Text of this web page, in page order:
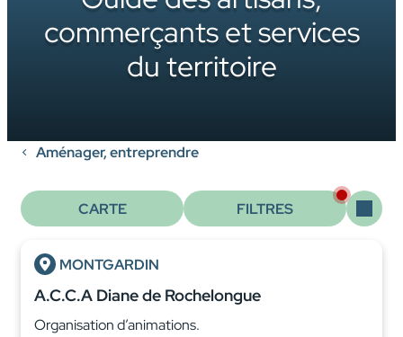
commerçants et services
du territoire
Aménager, entreprendre
CARTE FILTRES
MONTGARDIN
A.C.C.A Diane de Rochelongue
Organisation d’animations.